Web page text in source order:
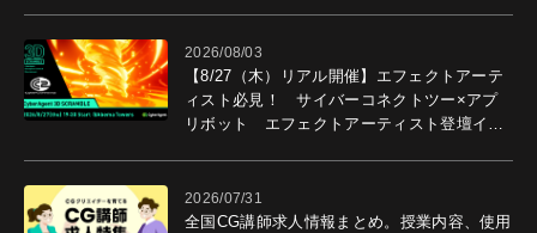
2026/08/03
【8/27（木）リアル開催】エフェクトアーテ
ィスト必見！ サイバーコネクトツー×アプ
リボット エフェクトアーティスト登壇イベ
2026/07/31
全国CG講師求人情報まとめ。授業内容、使用